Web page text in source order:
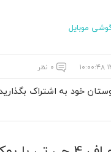
موبایل
۰ نظر
خود به اشتراک